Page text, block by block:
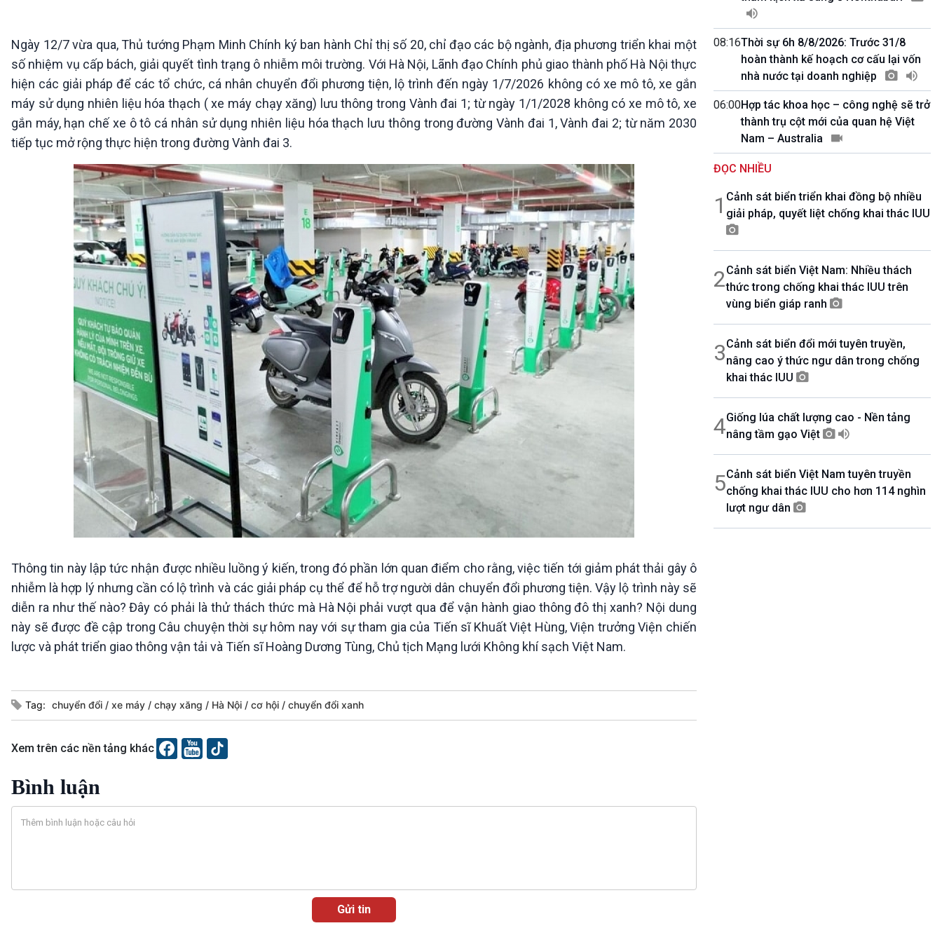
Tài nguyên và Môi trường
Chuyên gia của bạn
Xã hội chuyển động
Bước chân đến trường
khí hậu
E-Magazine
10 phút Sự kiện - Luận bàn
Dòng chảy sự kiện
Đối thoại
Diễn đàn chủ nhật
Chuyện đêm
VOV1 đặc biệt
Thanh âm ký sự
Chân dung cuộc sống
Các chương trình đặc biệt
Ngày 12/7 vừa qua, Thủ tướng Phạm Minh Chính ký ban hành Chỉ thị số 20, chỉ đạo các bộ ngành, địa phương triển khai một
số nhiệm vụ cấp bách, giải quyết tình trạng ô nhiễm môi trường. Với Hà Nội, Lãnh đạo Chính phủ giao thành phố Hà Nội thực
hiện các giải pháp để các tổ chức, cá nhân chuyển đổi phương tiện, lộ trình đến ngày 1/7/2026 không có xe mô tô, xe gắn
máy sử dụng nhiên liệu hóa thạch ( xe máy chạy xăng) lưu thông trong Vành đai 1; từ ngày 1/1/2028 không có xe mô tô, xe
gắn máy, hạn chế xe ô tô cá nhân sử dụng nhiên liệu hóa thạch lưu thông trong đường Vành đai 1, Vành đai 2; từ năm 2030
tiếp tục mở rộng thực hiện trong đường Vành đai 3.
Thông tin này lập tức nhận được nhiều luồng ý kiến, trong đó phần lớn quan điểm cho rằng, việc tiến tới giảm phát thải gây ô
nhiễm là hợp lý nhưng cần có lộ trình và các giải pháp cụ thể để hỗ trợ người dân chuyển đổi phương tiện. Vậy lộ trình này sẽ
diễn ra như thế nào? Đây có phải là thử thách thức mà Hà Nội phải vượt qua để vận hành giao thông đô thị xanh? Nội dung
này sẽ được đề cập trong Câu chuyện thời sự hôm nay với sự tham gia của Tiến sĩ Khuất Việt Hùng, Viện trưởng Viện chiến
lược và phát triển giao thông vận tải và Tiến sĩ Hoàng Dương Tùng, Chủ tịch Mạng lưới Không khí sạch Việt Nam.
Tag: chuyển đổi xe máy chạy xăng Hà Nội cơ hội chuyển đổi xanh
Xem trên các nền tảng khác
Bình luận
08:16Thời sự 6h 8/8/2026: Trước 31/8
hoàn thành kế hoạch cơ cấu lại vốn
nhà nước tại doanh nghiệp
06:00Hợp tác khoa học – công nghệ sẽ trở
thành trụ cột mới của quan hệ Việt
Nam – Australia
ĐỌC NHIỀU
1 Cảnh sát biển triển khai đồng bộ nhiều
giải pháp, quyết liệt chống khai thác IUU
2Cảnh sát biển Việt Nam: Nhiều thách
thức trong chống khai thác IUU trên
vùng biển giáp ranh
3Cảnh sát biển đổi mới tuyên truyền,
nâng cao ý thức ngư dân trong chống
khai thác IUU
4Giống lúa chất lượng cao - Nền tảng
nâng tầm gạo Việt
5Cảnh sát biển Việt Nam tuyên truyền
chống khai thác IUU cho hơn 114 nghìn
lượt ngư dân